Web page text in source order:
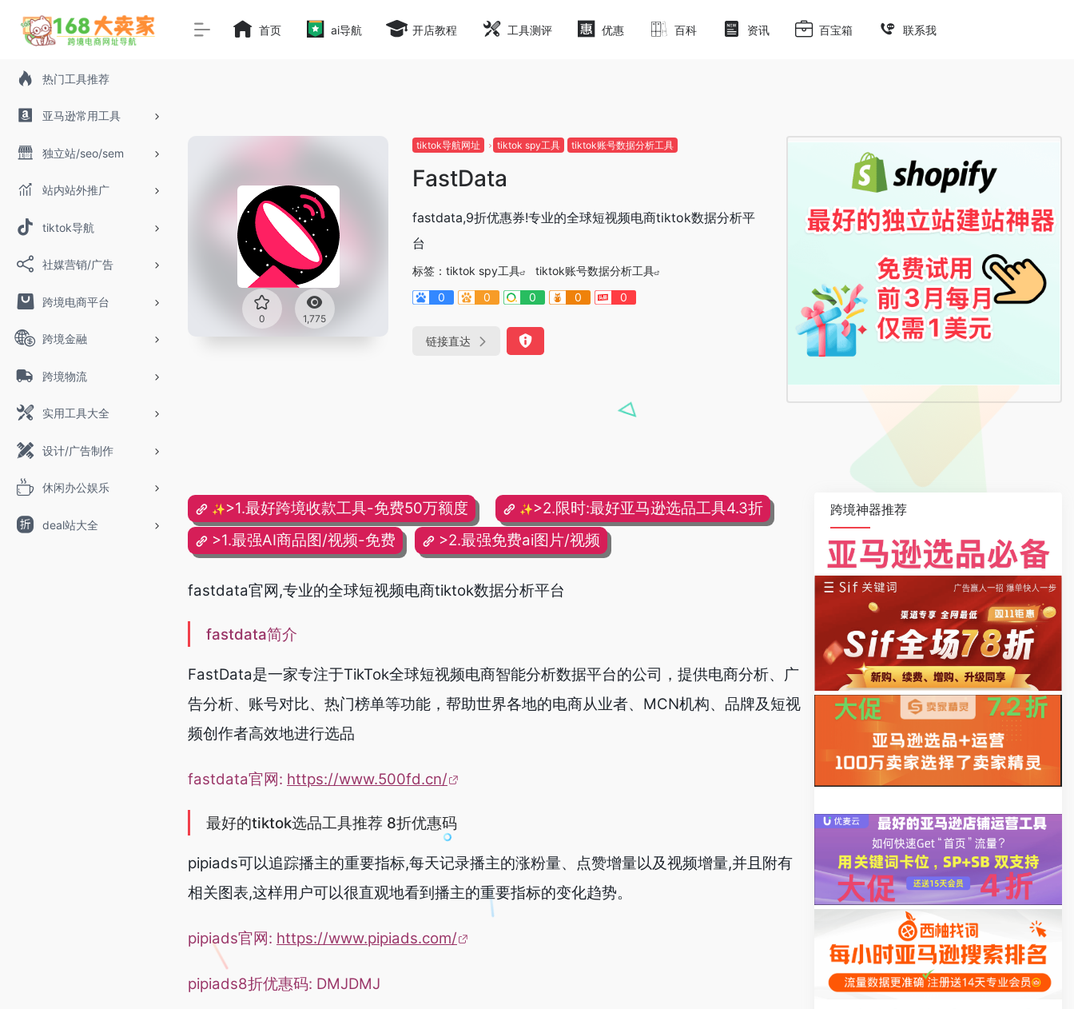
热门工具推荐
亚马逊常用工具
独立站/seo/sem
站内站外推广
tiktok导航
社媒营销/广告
跨境电商平台
跨境金融
跨境物流
实用工具大全
设计/广告制作
休闲办公娱乐
deal站大全
首页 ai导航 开店教程 工具测评 优惠 百科 资讯 百宝箱 联系我
0 1,775
tiktok导航网址 tiktok spy工具 tiktok账号数据分析工具
FastData
fastdata,9折优惠券!专业的全球短视频电商tiktok数据分析平
台
标签： tiktok spy工具
tiktok账号数据分析工具
0
0 0 0 0
链接直达
✨>1.最好跨境收款工具-免费50万额度 ✨>2.限时:最好亚马逊选品工具4.3折
>1.最强AI商品图/视频-免费
>2.最强免费ai图片/视频
fastdata官网,专业的全球短视频电商tiktok数据分析平台
fastdata简介
FastData是一家专注于TikTok全球短视频电商智能分析数据平台的公司，提供电商分析、广
告分析、账号对比、热门榜单等功能，帮助世界各地的电商从业者、MCN机构、品牌及短视
频创作者高效地进行选品
fastdata官网: https://www.500fd.cn/
最好的tiktok选品工具推荐 8折优惠码
pipiads可以追踪播主的重要指标,每天记录播主的涨粉量、点赞增量以及视频增量,并且附有
相关图表,这样用户可以很直观地看到播主的重要指标的变化趋势。
pipiads官网: https://www.pipiads.com/
pipiads8折优惠码: DMJDMJ
跨境神器推荐